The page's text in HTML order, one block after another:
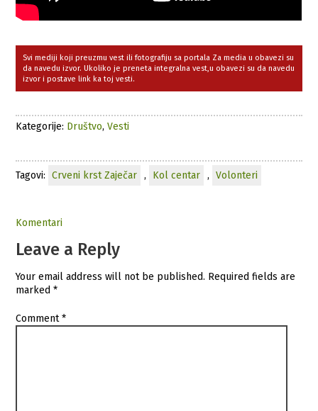
Svi mediji koji preuzmu vest ili fotografiju sa portala Za media u obavezi su
da navedu izvor. Ukoliko je preneta integralna vest,u obavezi su da navedu
izvor i postave link ka toj vesti.
Kategorije: Društvo,Vesti
Tagovi: Crveni krst Zaječar , Kol centar , Volonteri
Komentari
Leave a Reply
Your email address will not be published. Required fields are
marked*
Comment*